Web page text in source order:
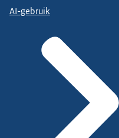
AI-gebruik